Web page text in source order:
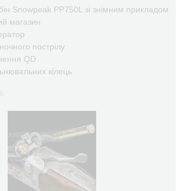
Snowpeak PP750L зі знімним прикладом
магазин
пострілу
QD
кілець